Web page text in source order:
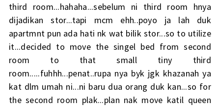
third room...hahaha...sebelum ni third room hnya
dijadikan stor...tapi mcm ehh..poyo ja lah duk
apartmnt pun ada hati nk wat bilik stor...so to utilize
it...decided to move the singel bed from second
room to that small tiny third
room.....fuhhh...penat..rupa nya byk jgk khazanah ya
kat dlm umah ni...ni baru dua orang duk kan...so for
the second room plak...plan nak move katil queen